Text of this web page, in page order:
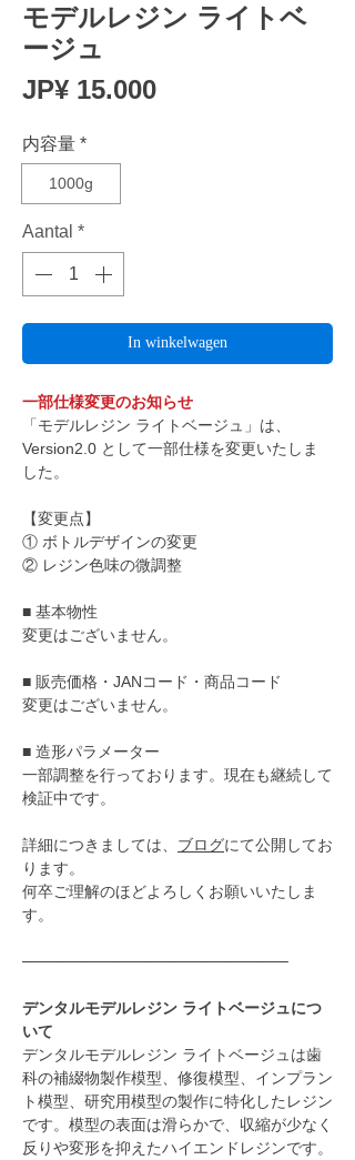
モデルレジン ライトベ
ージュ
JP¥ 15.000Prijs
内容量 *
1000g
Aantal *
In winkelwagen
一部仕様変更のお知らせ
「モデルレジン ライトベージュ」は、
Version2.0 として一部仕様を変更いたしま
した。
【変更点】
① ボトルデザインの変更
② レジン色味の微調整
■ 基本物性
変更はございません。
■ 販売価格・JANコード・商品コード
変更はございません。
■ 造形パラメーター
一部調整を行っております。現在も継続して
検証中です。
詳細につきましては、 ブログにて公開してお
ります。
何卒ご理解のほどよろしくお願いいたしま
す。
────────────────────────
デンタルモデルレジン ライトベージュにつ
いて
デンタルモデルレジン ライトベージュは歯
科の補綴物製作模型、修復模型、インプラン
ト模型、研究用模型の製作に特化したレジン
です。模型の表面は滑らかで、収縮が少なく
反りや変形を抑えたハイエンドレジンです。